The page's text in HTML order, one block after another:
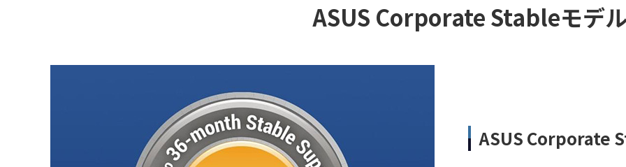
ASUS Corporate Stableモデ
ASUS Corporate